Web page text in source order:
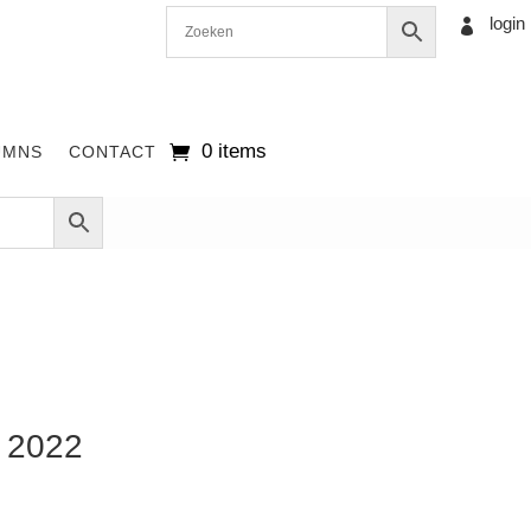
CONTACT 0 items
 login